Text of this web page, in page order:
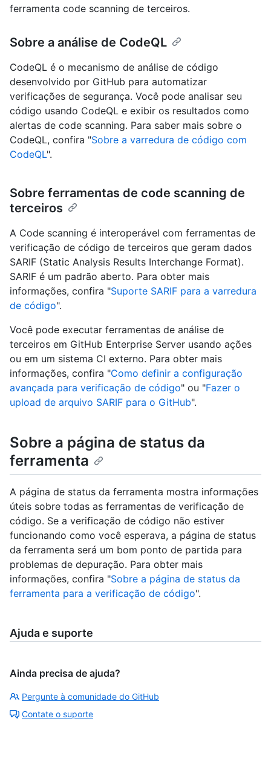
ferramenta code scanning de terceiros.
Sobre a análise de CodeQL
CodeQL é o mecanismo de análise de código
desenvolvido por GitHub para automatizar
verificações de segurança. Você pode analisar seu
código usando CodeQL e exibir os resultados como
alertas de code scanning. Para saber mais sobre o
CodeQL, confira "Sobre a varredura de código com
CodeQL".
Sobre ferramentas de code scanning de
terceiros
A Code scanning é interoperável com ferramentas de
verificação de código de terceiros que geram dados
SARIF (Static Analysis Results Interchange Format).
SARIF é um padrão aberto. Para obter mais
informações, confira "Suporte SARIF para a varredura
de código".
Você pode executar ferramentas de análise de
terceiros em GitHub Enterprise Server usando ações
ou em um sistema CI externo. Para obter mais
informações, confira "Como definir a configuração
avançada para verificação de código" ou "Fazer o
upload de arquivo SARIF para o GitHub".
Sobre a página de status da
ferramenta
A página de status da ferramenta mostra informações
úteis sobre todas as ferramentas de verificação de
código. Se a verificação de código não estiver
funcionando como você esperava, a página de status
da ferramenta será um bom ponto de partida para
problemas de depuração. Para obter mais
informações, confira "Sobre a página de status da
ferramenta para a verificação de código".
Ajuda e suporte
Ainda precisa de ajuda?
Pergunte à comunidade do GitHub
Contate o suporte